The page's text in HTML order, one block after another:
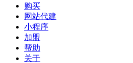
购买
网站代建
小程序
加盟
帮助
关于